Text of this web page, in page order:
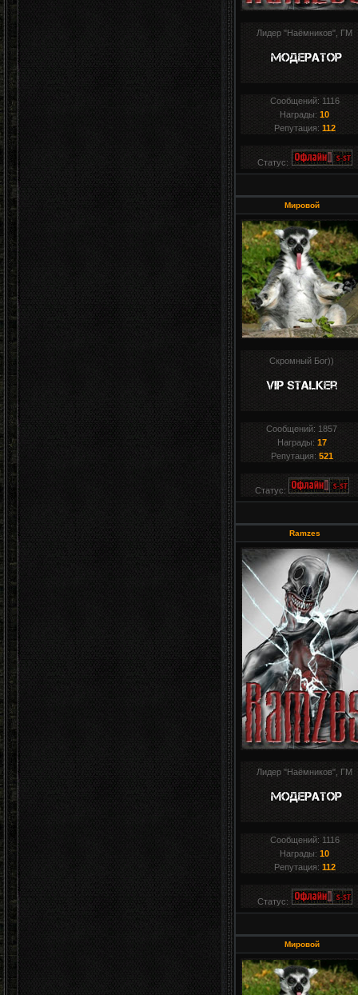
Лидер "Наёмников", ГМ
Сообщений: 1116
Награды:10
Репутация: 112
Статус:
Мировой
Скромный Бог))
Сообщений: 1857
Награды: 17
Репутация: 521
Статус:
Ramzes
Лидер "Наёмников", ГМ
Сообщений: 1116
Награды:10
Репутация: 112
Статус:
Мировой